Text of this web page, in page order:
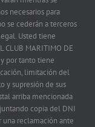
necesarios para
se cederán a terceros
Usted tiene
CLUB MARITIMO DE
por tanto tiene
limitación del
y supresión de sus
arriba mencionada
copia del DNI
una reclamación ante